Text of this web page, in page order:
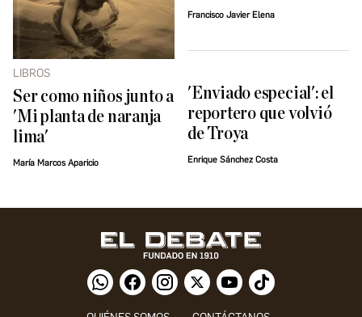
LIBROS
Ser como niños junto a
'Mi planta de naranja
lima'
María Marcos Aparicio
Francisco Javier Elena
'Enviado especial': el
reportero que volvió
de Troya
Enrique Sánchez Costa